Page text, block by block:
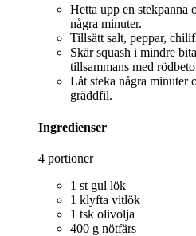
Hetta upp en
några minuter.
Tillsätt salt, peppar,
Skär squash i mindre
tillsammans med
Låt steka några minuter
gräddfil.
Ingredienser
4 portioner
1 st gul lök
1 klyfta vitlök
1 tsk olivolja
400 g nötfärs